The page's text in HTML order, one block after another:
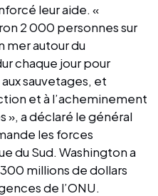
leur aide. «
2 000 personnes sur
mer autour du
chaque jour pour
sauvetages, et
et à l’acheminement
», a déclaré le général
les forces
du Sud. Washington a
millions de dollars
de l’ONU.